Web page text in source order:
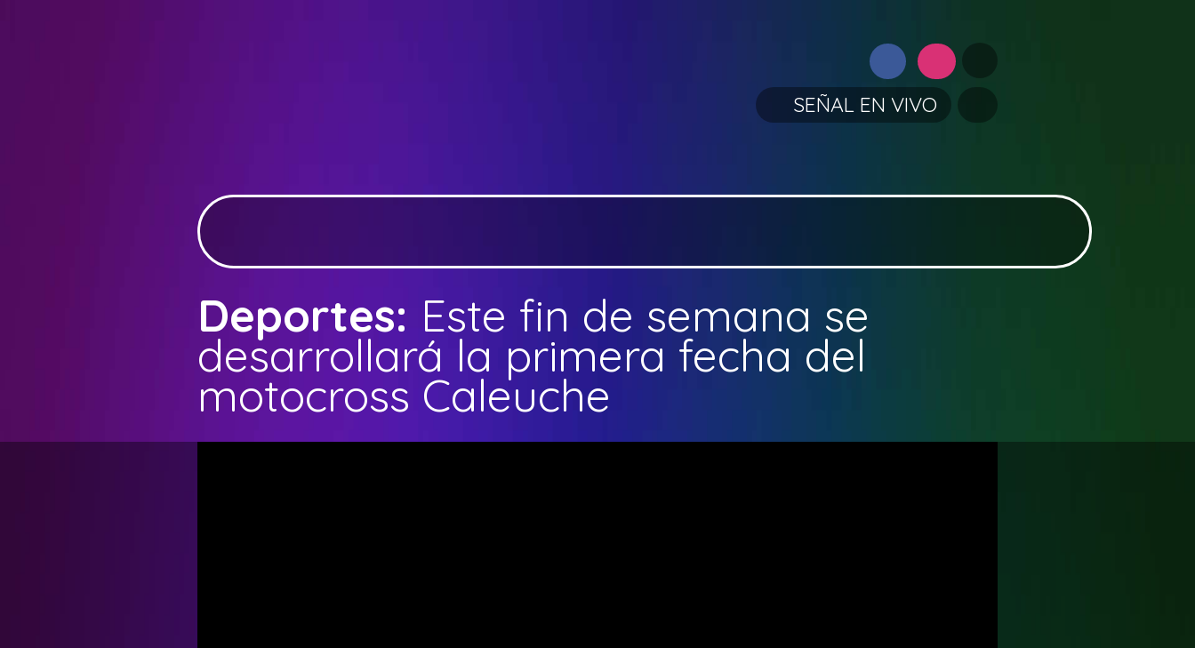
SEÑAL EN VIVO
Deportes: Este fin de semana se
desarrollará la primera fecha del
motocross Caleuche